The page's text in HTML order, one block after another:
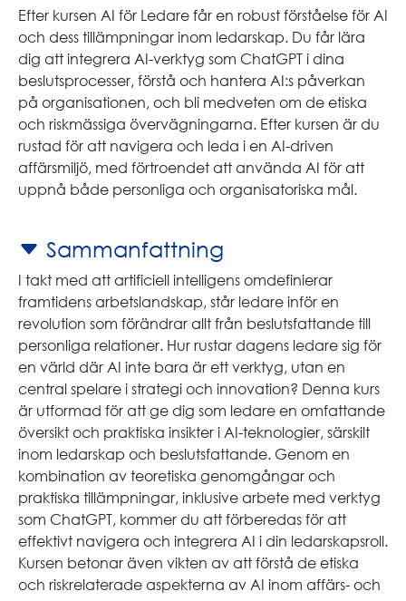
Efter kursen AI för Ledare får en robust förståelse för AI
och dess tillämpningar inom ledarskap. Du får lära
dig att integrera AI-verktyg som ChatGPT i dina
beslutsprocesser, förstå och hantera AI:s påverkan
på organisationen, och bli medveten om de etiska
och riskmässiga övervägningarna. Efter kursen är du
rustad för att navigera och leda i en AI-driven
affärsmiljö, med förtroendet att använda AI för att
uppnå både personliga och organisatoriska mål.
Sammanfattning
I takt med att artificiell intelligens omdefinierar
framtidens arbetslandskap, står ledare inför en
revolution som förändrar allt från beslutsfattande till
personliga relationer. Hur rustar dagens ledare sig för
en värld där AI inte bara är ett verktyg, utan en
central spelare i strategi och innovation? Denna kurs
är utformad för att ge dig som ledare en omfattande
översikt och praktiska insikter i AI-teknologier, särskilt
inom ledarskap och beslutsfattande. Genom en
kombination av teoretiska genomgångar och
praktiska tillämpningar, inklusive arbete med verktyg
som ChatGPT, kommer du att förberedas för att
effektivt navigera och integrera AI i din ledarskapsroll.
Kursen betonar även vikten av att förstå de etiska
och riskrelaterade aspekterna av AI inom affärs- och